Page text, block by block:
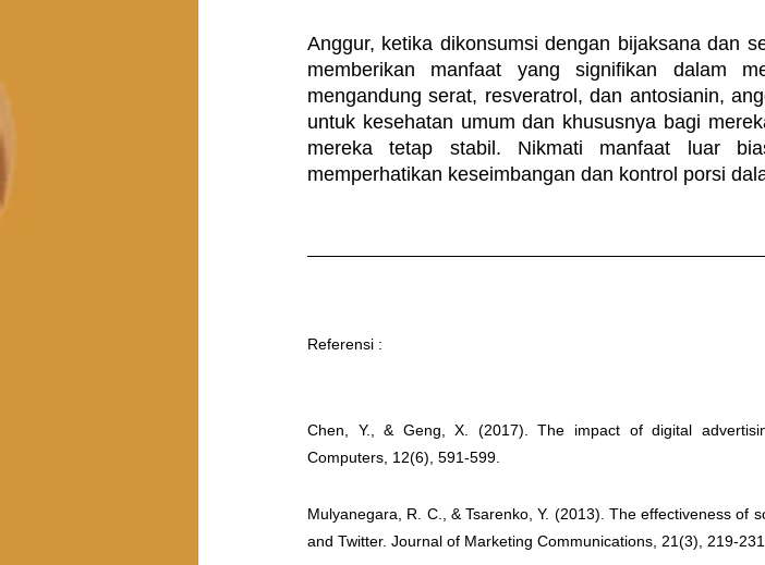
Anggur, ketika dikonsumsi dengan bijaksana dan
memberikan manfaat yang signifikan dalam
mengandung serat, resveratrol, dan antosianin,
untuk kesehatan umum dan khususnya bagi
mereka tetap stabil. Nikmati manfaat luar
memperhatikan keseimbangan dan kontrol porsi
Referensi :
Chen, Y., & Geng, X. (2017). The impact of digital
Computers, 12(6), 591-599.
Mulyanegara, R. C., & Tsarenko, Y. (2013). The effectiveness of
and Twitter. Journal of Marketing Communications, 21(3), 219-231.